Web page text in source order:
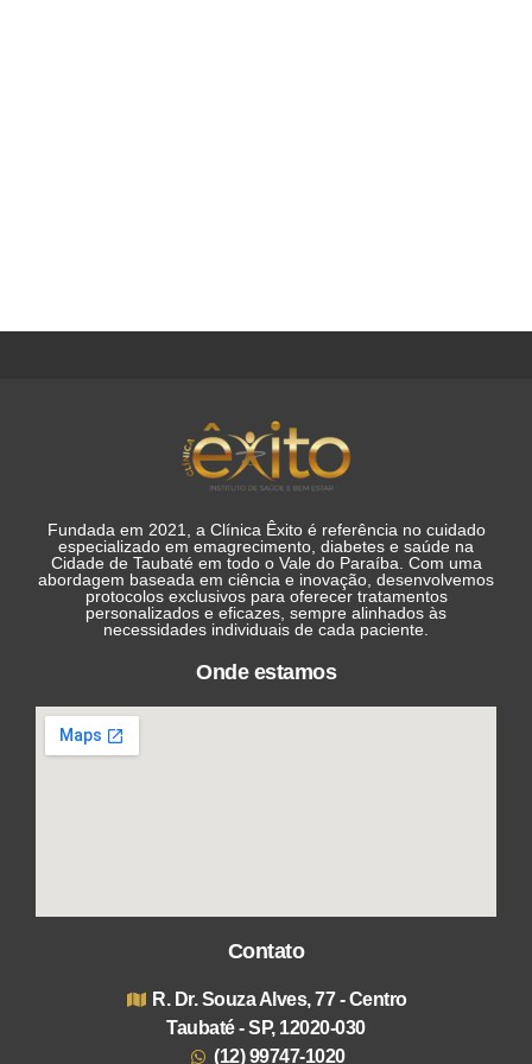
Fundada em 2021, a Clínica Êxito é referência no cuidado
especializado em emagrecimento, diabetes e saúde na
Cidade de Taubaté em todo o Vale do Paraíba. Com uma
abordagem baseada em ciência e inovação, desenvolvemos
protocolos exclusivos para oferecer tratamentos
personalizados e eficazes, sempre alinhados às
necessidades individuais de cada paciente.
Onde estamos
Contato
R. Dr. Souza Alves, 77 - Centro
Taubaté - SP, 12020-030
(12) 99747-1020